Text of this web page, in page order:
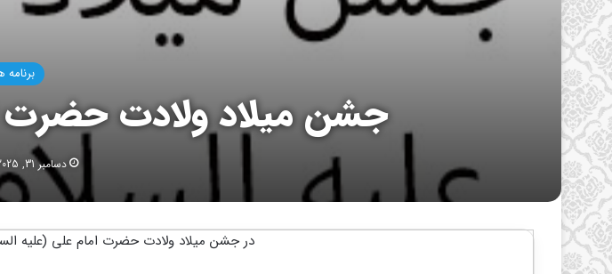
برنامه
جشن میلاد ولادت حضرت
دسامبر 31, 2025
در جشن میلاد ولادت حضرت امام علی (علیه